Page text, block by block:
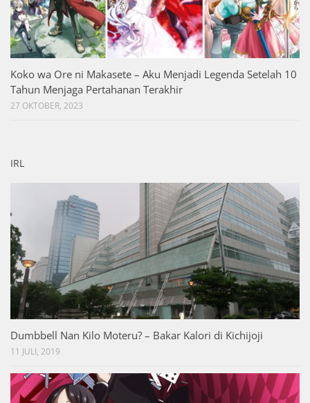
Koko wa Ore ni Makasete – Aku Menjadi Legenda Setelah 10
Tahun Menjaga Pertahanan Terakhir
27 OKTOBER, 2023
IRL
Dumbbell Nan Kilo Moteru? – Bakar Kalori di Kichijoji
11 JULI, 2019